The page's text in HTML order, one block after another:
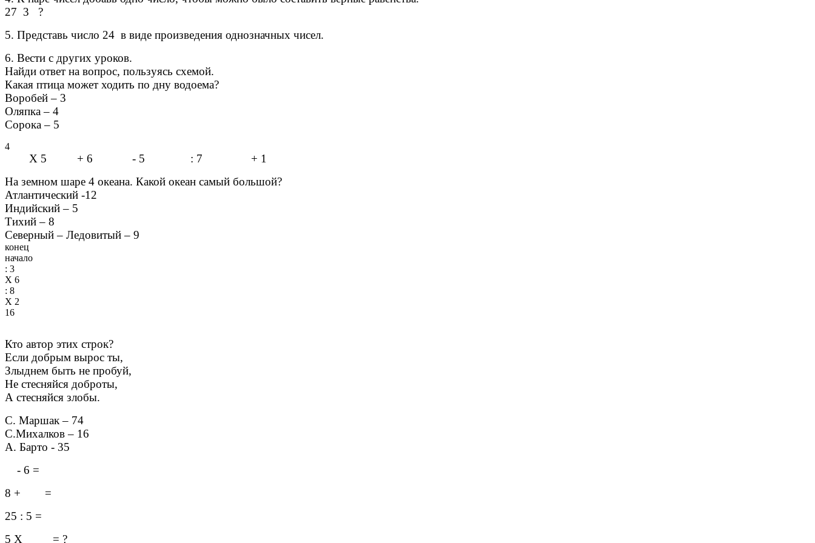
27 3 ?
5. Представь число 24 в виде произведения однозначных чисел.
6. Вести с других уроков.
Найди ответ на вопрос, пользуясь схемой.
Какая птица может ходить по дну водоема?
Воробей – 3
Оляпка – 4
Сорока – 5
4
Х 5 + 6 - 5 : 7 + 1
На земном шаре 4 океана. Какой океан самый большой?
Атлантический -12
Индийский – 5
Тихий – 8
Северный – Ледовитый – 9
конец
начало
: 3
Х 6
: 8
Х 2
16
Кто автор этих строк?
Если добрым вырос ты,
Злыднем быть не пробуй,
Не стесняйся доброты,
А стесняйся злобы.
С. Маршак – 74
С.Михалков – 16
А. Барто - 35
- 6 =
8 + =
25 : 5 =
5 Х = ?